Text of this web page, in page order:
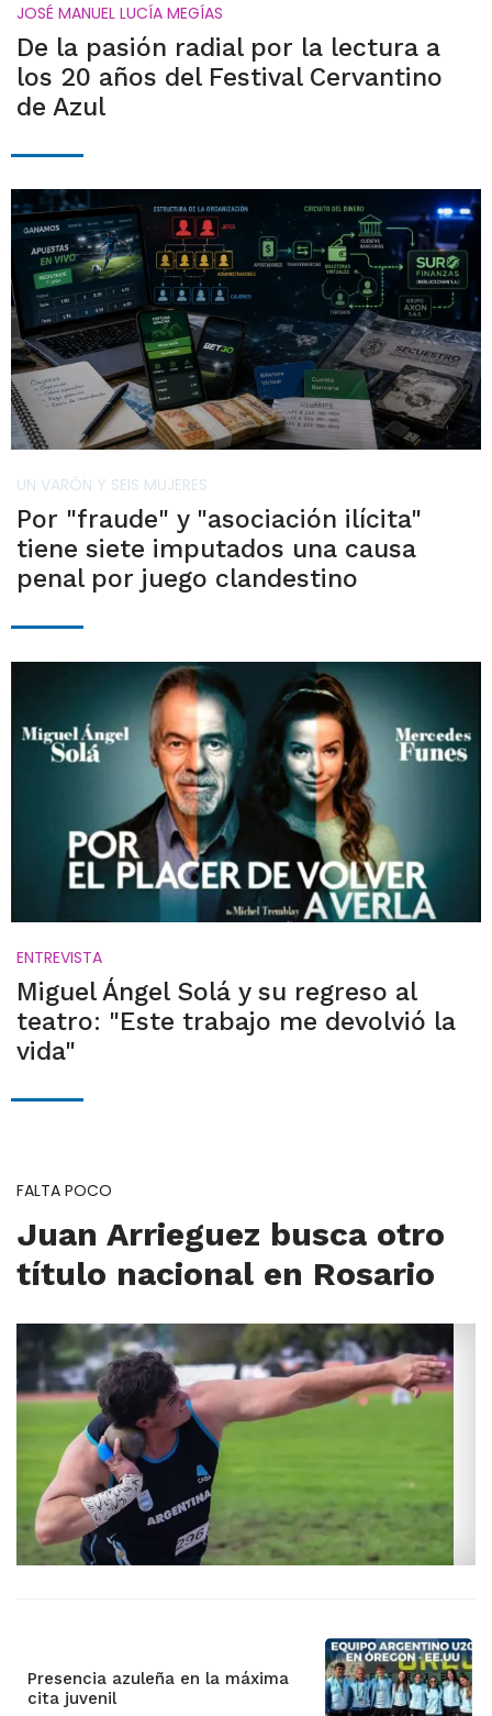
JOSÉ MANUEL LUCÍA MEGÍAS
De la pasión radial por la lectura a
los 20 años del Festival Cervantino
de Azul
UN VARÓN Y SEIS MUJERES
Por "fraude" y "asociación ilícita"
tiene siete imputados una causa
penal por juego clandestino
ENTREVISTA
Miguel Ángel Solá y su regreso al
teatro: "Este trabajo me devolvió la
vida"
FALTA POCO
Juan Arrieguez busca otro
título nacional en Rosario
Presencia azuleña en la máxima
cita juvenil